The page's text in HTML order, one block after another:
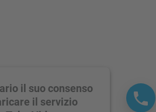
il suo consenso
il servizio